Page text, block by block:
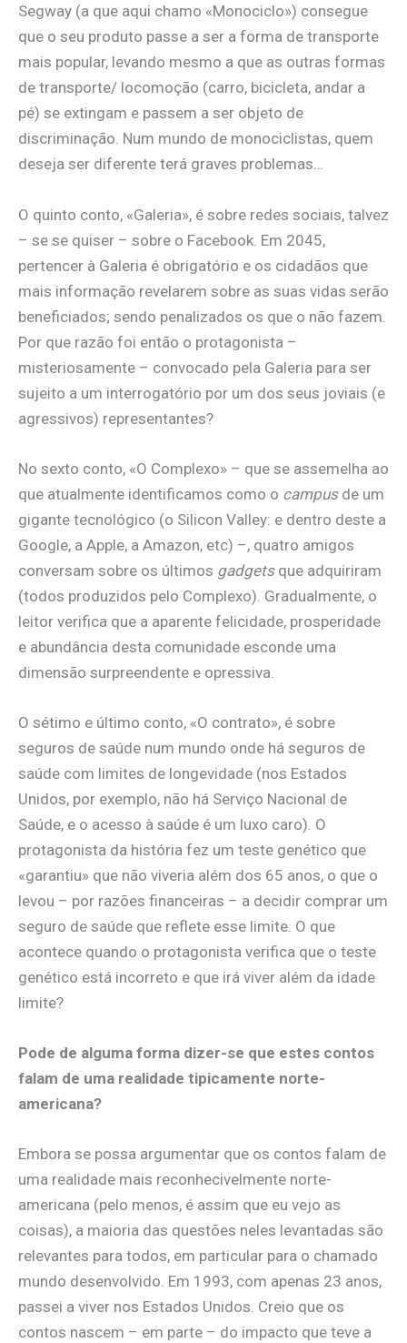
Segway (a que aqui chamo «Monociclo») consegue
que o seu produto passe a ser a forma de transporte
mais popular, levando mesmo a que as outras formas
de transporte/ locomoção (carro, bicicleta, andar a
pé) se extingam e passem a ser objeto de
discriminação. Num mundo de monociclistas, quem
deseja ser diferente terá graves problemas…
O quinto conto, «Galeria», é sobre redes sociais, talvez
– se se quiser – sobre o Facebook. Em 2045,
pertencer à Galeria é obrigatório e os cidadãos que
mais informação revelarem sobre as suas vidas serão
beneficiados; sendo penalizados os que o não fazem.
Por que razão foi então o protagonista –
misteriosamente – convocado pela Galeria para ser
sujeito a um interrogatório por um dos seus joviais (e
agressivos) representantes?
No sexto conto, «O Complexo» – que se assemelha ao
que atualmente identificamos como o campusde um
gigante tecnológico (o Silicon Valley: e dentro deste a
Google, a Apple, a Amazon, etc) –, quatro amigos
conversam sobre os últimos gadgetsque adquiriram
(todos produzidos pelo Complexo). Gradualmente, o
leitor verifica que a aparente felicidade, prosperidade
e abundância desta comunidade esconde uma
dimensão surpreendente e opressiva.
O sétimo e último conto, «O contrato», é sobre
seguros de saúde num mundo onde há seguros de
saúde com limites de longevidade (nos Estados
Unidos, por exemplo, não há Serviço Nacional de
Saúde, e o acesso à saúde é um luxo caro). O
protagonista da história fez um teste genético que
«garantiu» que não viveria além dos 65 anos, o que o
levou – por razões financeiras – a decidir comprar um
seguro de saúde que reflete esse limite. O que
acontece quando o protagonista verifica que o teste
genético está incorreto e que irá viver além da idade
limite?
Pode de alguma forma dizer-se que estes contos
falam de uma realidade tipicamente norte-
americana?
Embora se possa argumentar que os contos falam de
uma realidade mais reconhecivelmente norte-
americana (pelo menos, é assim que eu vejo as
coisas), a maioria das questões neles levantadas são
relevantes para todos, em particular para o chamado
mundo desenvolvido. Em 1993, com apenas 23 anos,
passei a viver nos Estados Unidos. Creio que os
contos nascem – em parte – do impacto que teve a